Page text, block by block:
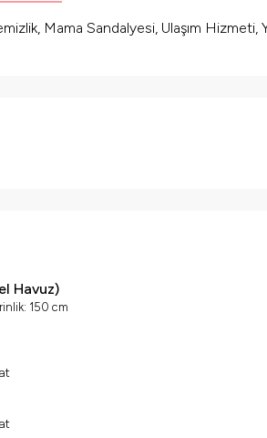
Mama Sandalyesi, Ulaşım Hizmeti,
Havuz)
150 cm